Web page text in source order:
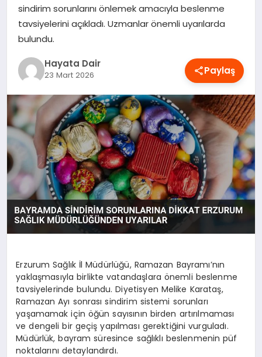
NEDIR?
OYUN
RÜYA TABIRLERI
SAĞLIK
TEKNOLOJI
sindirim sorunlarını önlemek amacıyla beslenme
tavsiyelerini açıkladı. Uzmanlar önemli uyarılarda
bulundu.
Hayata Dair
23 Mart 2026 Paylaş
Erzurum Sağlık İl Müdürlüğü, Ramazan Bayramı’nın
yaklaşmasıyla birlikte vatandaşlara önemli beslenme
tavsiyelerinde bulundu. Diyetisyen Melike Karataş,
Ramazan Ayı sonrası sindirim sistemi sorunları
yaşamamak için öğün sayısının birden artırılmaması
ve dengeli bir geçiş yapılması gerektiğini vurguladı.
Müdürlük, bayram süresince sağlıklı beslenmenin püf
noktalarını detaylandırdı.